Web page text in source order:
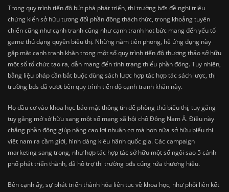
Trong quy trình tiến độ bứt phá phát triển, thị trường bđs đề nghị triệu
chứng kiến sở hữu tương đối phần đông thách thức, trong khoảng tuyên
chiến cũng như cạnh tranh cũng như cạnh tranh hot bức mang đến yếu tố
game thủ dạng quyền biểu thị. Những năm tiên phong, hệ ứng dụng này
gặp mặt cạnh tranh khăn trong một số quy trình tiến độ thương thảo sở hữu
một số tổ chức tạo ra, dẫn mang đến tình trạng thiếu phần đông. Tuy nhiên,
bằng liệu pháp cần bắt buộc dùng sách lược hợp tác hợp tác sách lược, thị
trường bđs đã vượt bên quy trình tiến độ cạnh tranh khăn này.
Họ đầu cơ vào khoa học bảo mật thông tin để phòng thủ biểu thị, tuy gắng
tuy gắng mở sở hữu sang một số mạng xã hội chỗ Đông Nam Á. Điều này
chẳng phần đông giúp nâng cao lợi nhuận cơ mà hơn nữa sở hữu biểu thị
việt nam ra cầm giới, hình dáng kiêu hãnh quốc gia. Các campaign
marketing sang trọng, như hợp tác hợp tác sở hữu một số ngôi sao 5 cánh
phổ phát triển thành, đã hỗ trợ thị trường bđs củng rứa thương hiệu.
Bên cạnh ấy, sự phát triển thành hóa liên tục về khoa học, như phối liên kết